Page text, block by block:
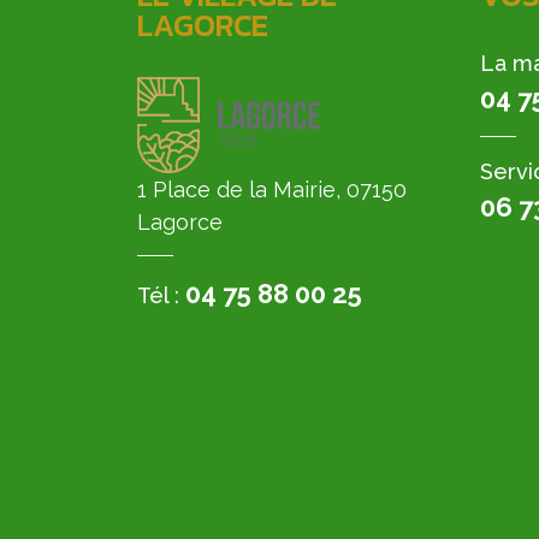
LAGORCE
1 Place de la Mairie, 07150
Lagorce
Tél : 04 75 88 00 25
La
04
06